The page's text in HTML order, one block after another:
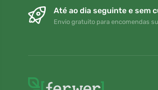
Até ao dia seguinte e sem
Envio gratuito para encomendas